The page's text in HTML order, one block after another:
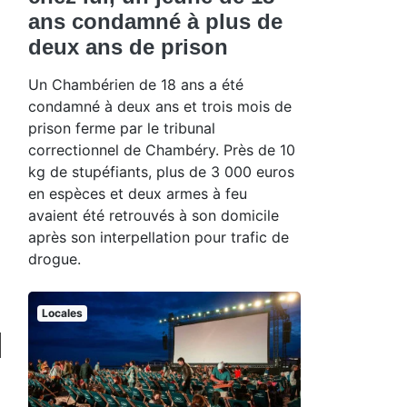
ans condamné à plus de
deux ans de prison
Un Chambérien de 18 ans a été
condamné à deux ans et trois mois de
prison ferme par le tribunal
correctionnel de Chambéry. Près de 10
kg de stupéfiants, plus de 3 000 euros
en espèces et deux armes à feu
avaient été retrouvés à son domicile
après son interpellation pour trafic de
drogue.
Locales